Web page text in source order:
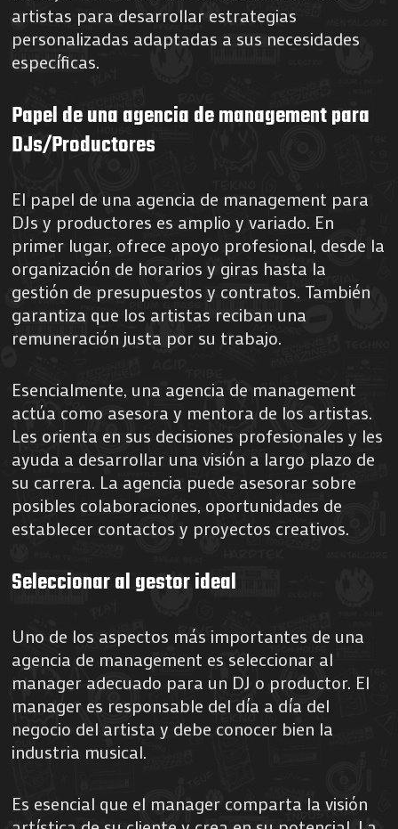
artistas para desarrollar estrategias
personalizadas adaptadas a sus necesidades
específicas.
Papel de una agencia de management para
DJs/Productores
El papel de una agencia de management para
DJs y productores es amplio y variado. En
primer lugar, ofrece apoyo profesional, desde la
organización de horarios y giras hasta la
gestión de presupuestos y contratos. También
garantiza que los artistas reciban una
remuneración justa por su trabajo.
Esencialmente, una agencia de management
actúa como asesora y mentora de los artistas.
Les orienta en sus decisiones profesionales y les
ayuda a desarrollar una visión a largo plazo de
su carrera. La agencia puede asesorar sobre
posibles colaboraciones, oportunidades de
establecer contactos y proyectos creativos.
Seleccionar al gestor ideal
Uno de los aspectos más importantes de una
agencia de management es seleccionar al
manager adecuado para un DJ o productor. El
manager es responsable del día a día del
negocio del artista y debe conocer bien la
industria musical.
Es esencial que el manager comparta la visión